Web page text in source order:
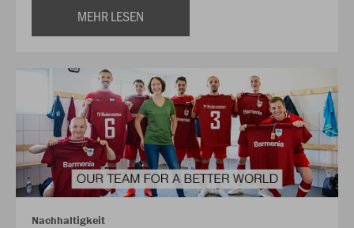
MEHR LESEN
Nachhaltigkeit